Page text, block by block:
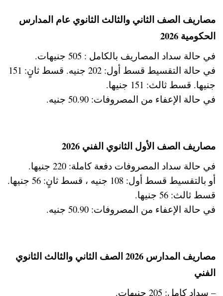
مصاريف الصف الثاني والثالث الثانوي عام المدارس
الحكومية 2026
في حالة سداد المصاريف بالكامل : 505 جنيهات.
في حالة التقسيط قسط أول: 202 جنيه. قسط ثانٍ: 151
جنيها. قسط ثالث: 151 جنيها.
في حالة الإعفاء من المصروفات: 50.90 جنيه.
مصاريف الصف الأول الثانوي الفني 2026
في حالة سداد المصروفات دفعة كاملة: 220 جنيها.
أو بالتقسيط قسط أول: 108 جنيه ، قسط ثانٍ: 56 جنيها.
قسط ثالث: 56 جنيها.
في حالة الإعفاء من المصروفات: 50.90 جنيه.
مصاريف المدارس 2026 الصف الثاني والثالث الثانوي
الفني
– سداد كامل: 205 جنيهات.